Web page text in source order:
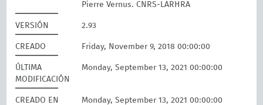
Pierre Vernus. CNRS-LARHRA
VERSIÓN 2.93
CREADO Friday, November 9, 2018 00:00:00
ÚLTIMA
MODIFICACIÓN
Monday, September 13, 2021 00:00:00
CREADO EN Monday, September 13, 2021 00:00:00